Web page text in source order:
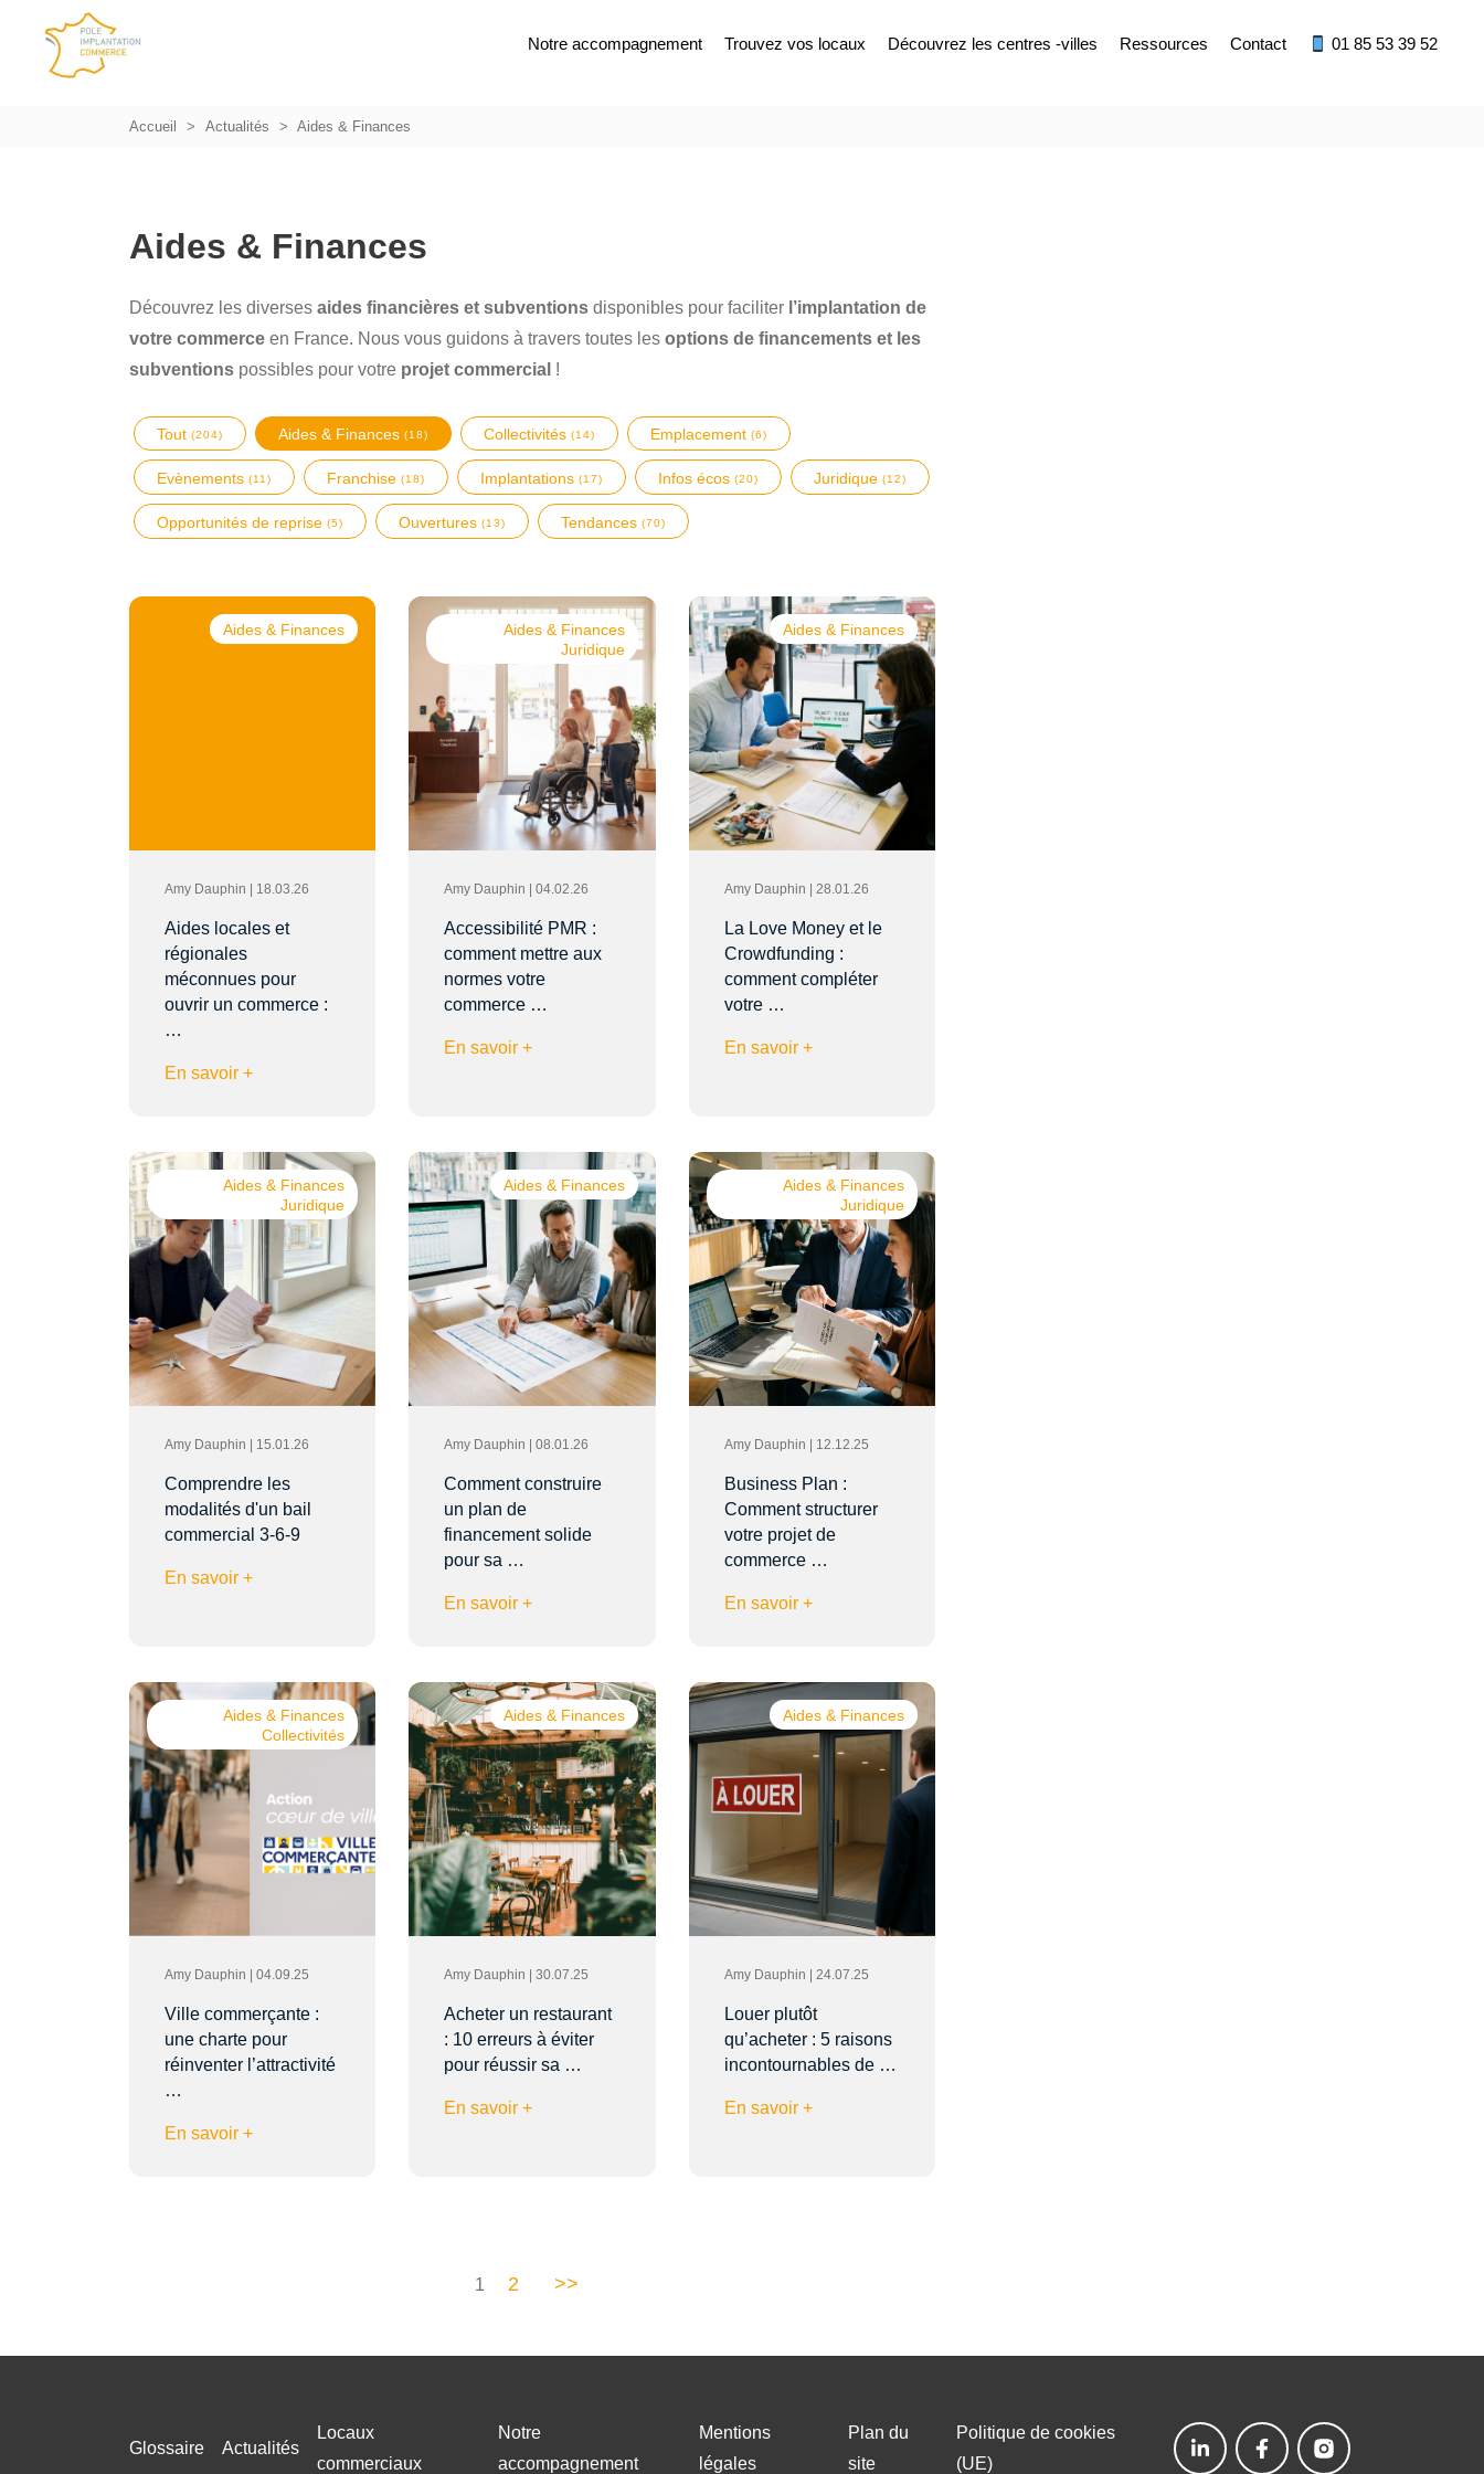
Notre accompagnement Trouvez vos locaux Découvrez les centres -villes Ressources Contact 01 85 53 39 52
Accueil Actualités Aides & Finances
Aides & Finances
Découvrez les diverses aides financières et subventions disponibles pour faciliter l’implantation de
votre commerce en France. Nous vous guidons à travers toutes les options de financements et les
subventions possibles pour votre projet commercial !
Tout (204) Aides & Finances (18) Collectivités (14) Emplacement (6)
Evènements (11) Franchise (18) Implantations (17) Infos écos (20) Juridique (12)
Opportunités de reprise (5) Ouvertures (13) Tendances (70)
Aides & Finances
Amy Dauphin | 18.03.26
Aides locales et
régionales
méconnues pour
ouvrir un commerce :
…
En savoir +
Aides & Finances
Juridique
Amy Dauphin | 04.02.26
Accessibilité PMR :
comment mettre aux
normes votre
commerce …
En savoir +
Aides & Finances
Amy Dauphin | 28.01.26
La Love Money et le
Crowdfunding :
comment compléter
votre …
En savoir +
Aides & Finances
Juridique
Amy Dauphin | 15.01.26
Comprendre les
modalités d'un bail
commercial 3-6-9
En savoir +
Aides & Finances
Amy Dauphin | 08.01.26
Comment construire
un plan de
financement solide
pour sa …
En savoir +
Aides & Finances
Juridique
Amy Dauphin | 12.12.25
Business Plan :
Comment structurer
votre projet de
commerce …
En savoir +
Aides & Finances
Collectivités
Amy Dauphin | 04.09.25
Ville commerçante :
une charte pour
réinventer l’attractivité
…
En savoir +
Aides & Finances
Amy Dauphin | 30.07.25
Acheter un restaurant
: 10 erreurs à éviter
pour réussir sa …
En savoir +
Aides & Finances
Amy Dauphin | 24.07.25
Louer plutôt
qu’acheter : 5 raisons
incontournables de …
En savoir +
1 2 >>
Glossaire Actualités
Locaux
commerciaux
Notre
accompagnement
Mentions
légales
Plan du
site
Politique de cookies
(UE)